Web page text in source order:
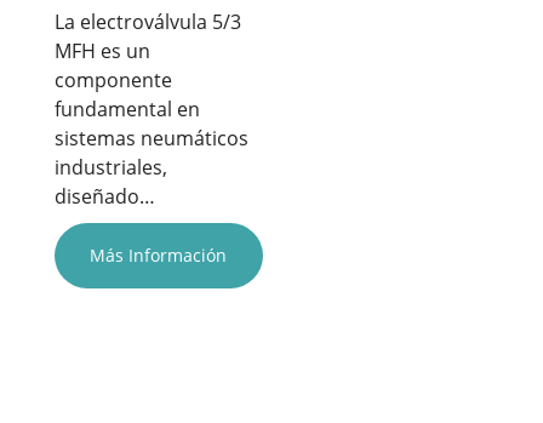
La electroválvula 5/3
MFH es un
componente
fundamental en
sistemas neumáticos
industriales,
diseñado…
Más Información